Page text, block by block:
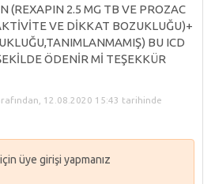
(REXAPIN 2.5 MG TB VE PROZAC
VE DİKKAT BOZUKLUĞU)+
BU ICD
ÖDENİR Mİ TEŞEKKÜR
12.08.2020 15:43 tarihinde
üye girişi yapmanız